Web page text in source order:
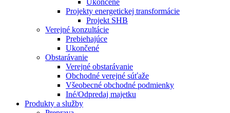
Ukončené
Projekty energetickej transformácie
Projekt SHB
Verejné konzultácie
Prebiehajúce
Ukončené
Obstarávanie
Verejné obstarávanie
Obchodné verejné súťaže
Všeobecné obchodné podmienky
Iné/Odpredaj majetku
Produkty a služby